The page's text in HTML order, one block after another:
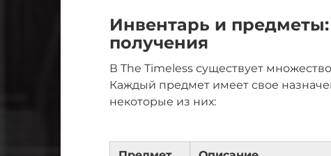
Инвентарь и
получения
В The Timeless существует
Каждый предмет имеет свое
некоторые из них: